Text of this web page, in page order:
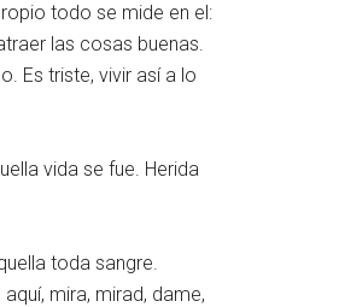
todo se mide en el:
las cosas buenas.
Es triste, vivir así a lo
vida se fue. Herida
toda sangre.
mira, mirad, dame,